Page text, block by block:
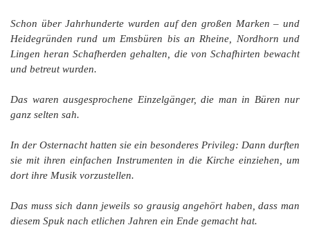
Schon über Jahrhunderte wurden auf den großen Marken – und
Heidegründen rund um Emsbüren bis an Rheine, Nordhorn und
Lingen heran Schafherden gehalten, die von Schafhirten bewacht
und betreut wurden.
Das waren ausgesprochene Einzelgänger, die man in Büren nur
ganz selten sah.
In der Osternacht hatten sie ein besonderes Privileg: Dann durften
sie mit ihren einfachen Instrumenten in die Kirche einziehen, um
dort ihre Musik vorzustellen.
Das muss sich dann jeweils so grausig angehört haben, dass man
diesem Spuk nach etlichen Jahren ein Ende gemacht hat.